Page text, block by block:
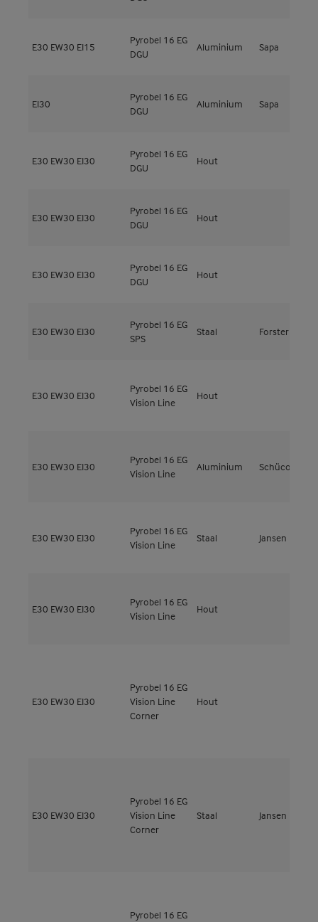
E30 EW30 EI15
Pyrobel 16 EG
DGU
Aluminium Sapa
EI30
Pyrobel 16 EG
DGU
Aluminium Sapa
E30 EW30 EI30
Pyrobel 16 EG
DGU
Hout
E30 EW30 EI30
Pyrobel 16 EG
DGU
Hout
E30 EW30 EI30
Pyrobel 16 EG
DGU
Hout
E30 EW30 EI30
Pyrobel 16 EG
SPS
Staal Forster
E30 EW30 EI30
Pyrobel 16 EG
Vision Line
Hout
E30 EW30 EI30
Pyrobel 16 EG
Vision Line
Aluminium Schüco
E30 EW30 EI30
Pyrobel 16 EG
Vision Line
Staal Jansen
E30 EW30 EI30
Pyrobel 16 EG
Vision Line
Hout
E30 EW30 EI30
Pyrobel 16 EG
Vision Line
Corner
Hout
E30 EW30 EI30
Pyrobel 16 EG
Vision Line
Corner
Staal Jansen
Pyrobel 16 EG